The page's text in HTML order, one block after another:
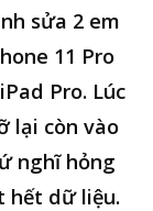
sửa 2 em
11 Pro
Pro. Lúc
lại còn vào
nghĩ hỏng
hết dữ liệu.